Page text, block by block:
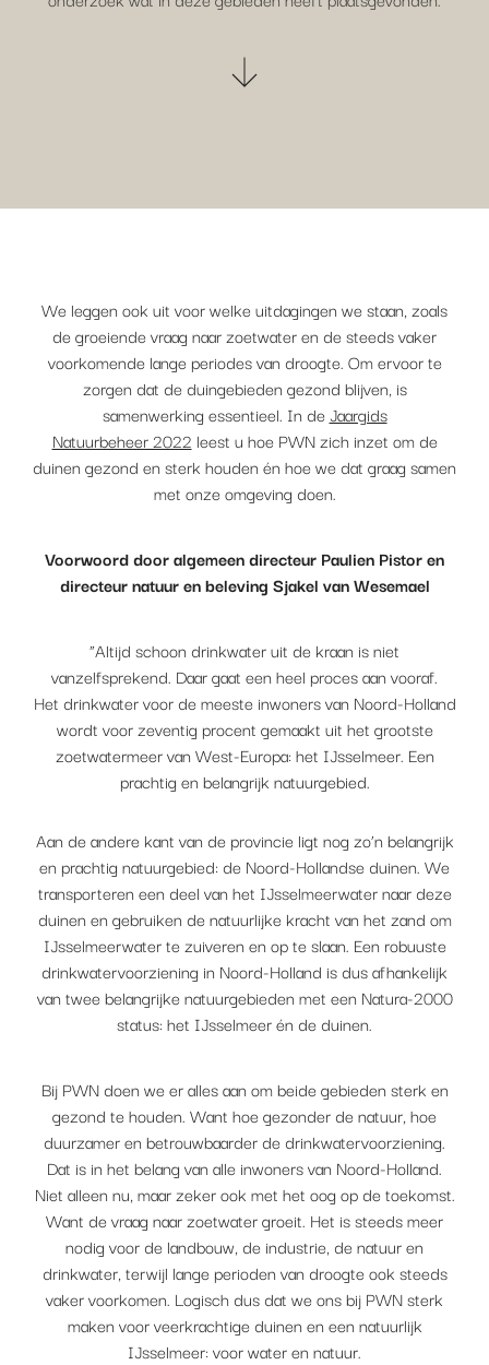
We leggen ook uit voor welke uitdagingen we staan, zoals
de groeiende vraag naar zoetwater en de steeds vaker
voorkomende lange periodes van droogte. Om ervoor te
zorgen dat de duingebieden gezond blijven, is
samenwerking essentieel. In de Jaargids
Natuurbeheer 2022 leest u hoe PWN zich inzet om de
duinen gezond en sterk houden én hoe we dat graag samen
met onze omgeving doen.
Voorwoord door algemeen directeur Paulien Pistor en
directeur natuur en beleving Sjakel van Wesemael
“Altijd schoon drinkwater uit de kraan is niet
vanzelfsprekend. Daar gaat een heel proces aan vooraf.
Het drinkwater voor de meeste inwoners van Noord-Holland
wordt voor zeventig procent gemaakt uit het grootste
zoetwatermeer van West-Europa: het IJsselmeer. Een
prachtig en belangrijk natuurgebied.
Aan de andere kant van de provincie ligt nog zo’n belangrijk
en prachtig natuurgebied: de Noord-Hollandse duinen. We
transporteren een deel van het IJsselmeerwater naar deze
duinen en gebruiken de natuurlijke kracht van het zand om
IJsselmeerwater te zuiveren en op te slaan. Een robuuste
drinkwatervoorziening in Noord-Holland is dus afhankelijk
van twee belangrijke natuurgebieden met een Natura-2000
status: het IJsselmeer én de duinen.
Bij PWN doen we er alles aan om beide gebieden sterk en
gezond te houden. Want hoe gezonder de natuur, hoe
duurzamer en betrouwbaarder de drinkwatervoorziening.
Dat is in het belang van alle inwoners van Noord-Holland.
Niet alleen nu, maar zeker ook met het oog op de toekomst.
Want de vraag naar zoetwater groeit. Het is steeds meer
nodig voor de landbouw, de industrie, de natuur en
drinkwater, terwijl lange perioden van droogte ook steeds
vaker voorkomen. Logisch dus dat we ons bij PWN sterk
maken voor veerkrachtige duinen en een natuurlijk
IJsselmeer: voor water en natuur.